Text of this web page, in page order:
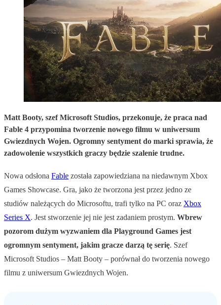
Matt Booty, szef Microsoft Studios, przekonuje, że praca nad
Fable 4 przypomina tworzenie nowego filmu w uniwersum
Gwiezdnych Wojen. Ogromny sentyment do marki sprawia, że
zadowolenie wszystkich graczy będzie szalenie trudne.
Nowa odsłona Fable została zapowiedziana na niedawnym Xbox
Games Showcase. Gra, jako że tworzona jest przez jedno ze
studiów należących do Microsoftu, trafi tylko na PC oraz Xbox
Series X. Jest stworzenie jej nie jest zadaniem prostym. Wbrew
pozorom dużym wyzwaniem dla Playground Games jest
ogromnym sentyment, jakim gracze darzą tę serię. Szef
Microsoft Studios – Matt Booty – porównał do tworzenia nowego
filmu z uniwersum Gwiezdnych Wojen.